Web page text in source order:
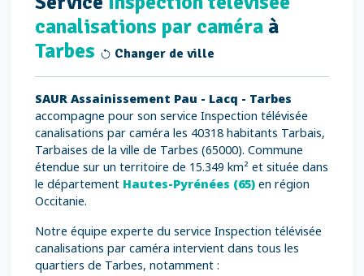
canalisations par caméra à
Tarbes
Changer de ville
SAUR Assainissement Pau - Lacq - Tarbes
accompagne pour son service Inspection télévisée
canalisations par caméra les 40318 habitants Tarbais,
Tarbaises de la ville de Tarbes (65000). Commune
étendue sur un territoire de 15.349 km² et située dans
le département Hautes-Pyrénées (65) en région
Occitanie.
Notre équipe experte du service Inspection télévisée
canalisations par caméra intervient dans tous les
quartiers de Tarbes, notamment :